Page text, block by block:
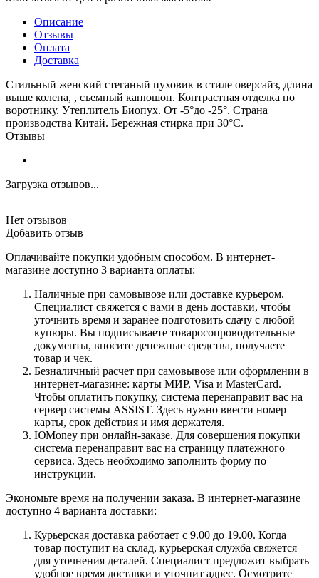
Описание
Отзывы
Оплата
Доставка
Стильный женский стеганый пуховик в стиле оверсайз, длина
выше колена, , съемный капюшон. Контрастная отделка по
воротнику. Утеплитель Биопух. От -5°до -25°. Страна
производства Китай. Бережная стирка при 30°C.
Отзывы
Загрузка отзывов...
Нет отзывов
Добавить отзыв
Оплачивайте покупки удобным способом. В интернет-
магазине доступно 3 варианта оплаты:
Наличные при самовывозе или доставке курьером.
Специалист свяжется с вами в день доставки, чтобы
уточнить время и заранее подготовить сдачу с любой
купюры. Вы подписываете товаросопроводительные
документы, вносите денежные средства, получаете
товар и чек.
Безналичный расчет при самовывозе или оформлении в
интернет-магазине: карты МИР, Visa и MasterCard.
Чтобы оплатить покупку, система перенаправит вас на
сервер системы ASSIST. Здесь нужно ввести номер
карты, срок действия и имя держателя.
ЮMoney при онлайн-заказе. Для совершения покупки
система перенаправит вас на страницу платежного
сервиса. Здесь необходимо заполнить форму по
инструкции.
Экономьте время на получении заказа. В интернет-магазине
доступно 4 варианта доставки:
Курьерская доставка работает с 9.00 до 19.00. Когда
товар поступит на склад, курьерская служба свяжется
для уточнения деталей. Специалист предложит выбрать
удобное время доставки и уточнит адрес. Осмотрите